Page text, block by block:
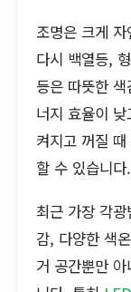
조명은 크게
다시 백열등,
등은 따뜻한
너지 효율이
켜지고 꺼질
할 수 있습니다.
최근 가장 각
감, 다양한 색
거 공간뿐만